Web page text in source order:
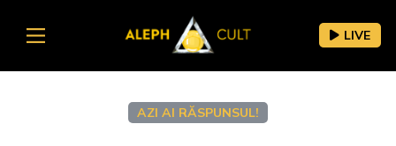
LIVE
AZI AI RĂSPUNSUL!